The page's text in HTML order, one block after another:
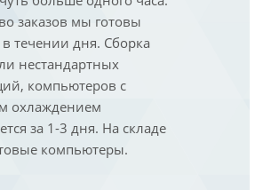
заказов мы готовы
течении дня. Сборка
нестандартных
компьютеров с
охлаждением
за 1-3 дня. На складе
компьютеры.